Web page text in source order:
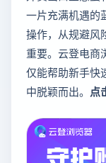
一片充满机遇的
操作，从规避风
重要。云登电商
仅能帮助新手快
中脱颖而出。 点